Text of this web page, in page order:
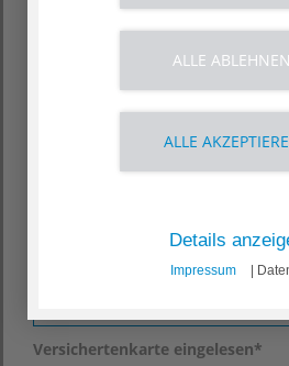
Versichertenkarte eingelesen*
ALLE ABLEHNEN
ALLE
Details
Impressum |